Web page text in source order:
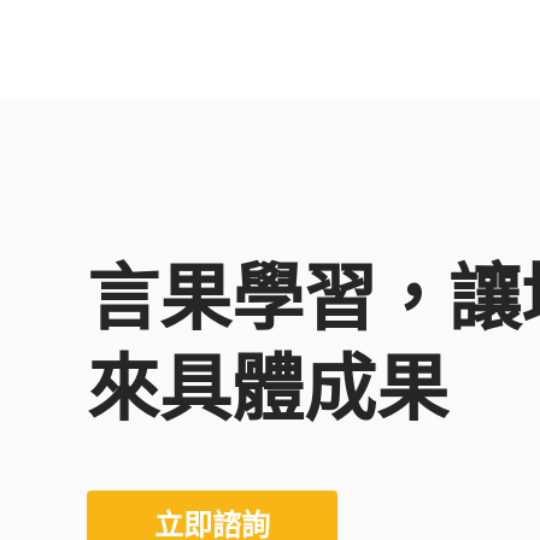
言果學習，
來具體成果
立即諮詢